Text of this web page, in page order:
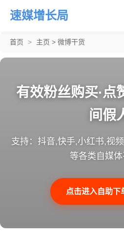
速媒增长局
首页 > 主页 > 微博干货
有效粉丝购买·点
间假
支持：抖音,快手,小红书,视
等各类自媒体
点击进入自助下